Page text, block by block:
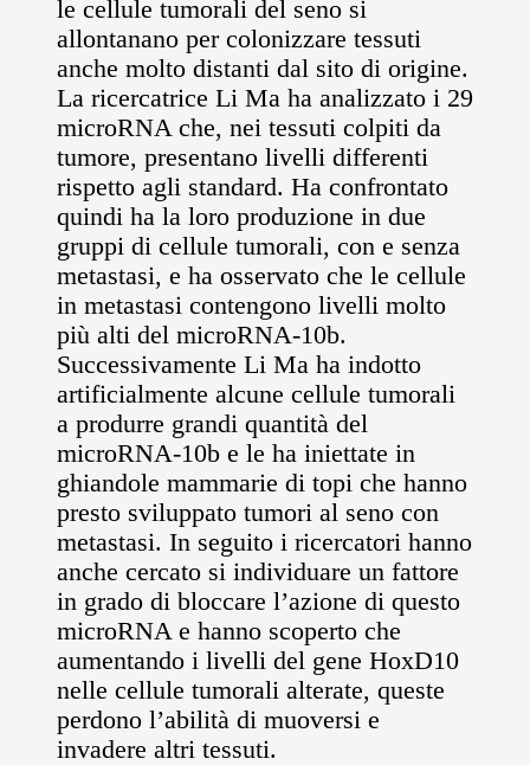
le cellule tumorali del seno si
allontanano per colonizzare tessuti
anche molto distanti dal sito di origine.
La ricercatrice Li Ma ha analizzato i 29
microRNA che, nei tessuti colpiti da
tumore, presentano livelli differenti
rispetto agli standard. Ha confrontato
quindi ha la loro produzione in due
gruppi di cellule tumorali, con e senza
metastasi, e ha osservato che le cellule
in metastasi contengono livelli molto
più alti del microRNA-10b.
Successivamente Li Ma ha indotto
artificialmente alcune cellule tumorali
a produrre grandi quantità del
microRNA-10b e le ha iniettate in
ghiandole mammarie di topi che hanno
presto sviluppato tumori al seno con
metastasi. In seguito i ricercatori hanno
anche cercato si individuare un fattore
in grado di bloccare l’azione di questo
microRNA e hanno scoperto che
aumentando i livelli del gene HoxD10
nelle cellule tumorali alterate, queste
perdono l’abilità di muoversi e
invadere altri tessuti.